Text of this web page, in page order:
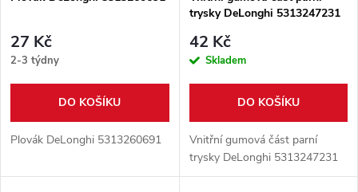
p
r
o
d
u
p
r
d
27 Kč
2-3 týdny
DO KOŠÍKU
Plovák DeLonghi 5313260691
trysky DeLonghi 5313247231
42 Kč
Skladem
DO KOŠÍKU
Vnitřní gumová část parní
trysky DeLonghi 5313247231